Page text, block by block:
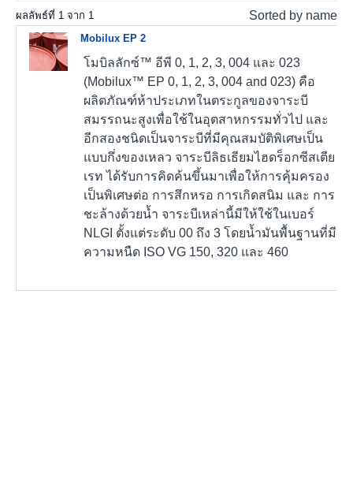
ผลลัพธ์ที่ 1 จาก 1 Sorted by name
Mobilux EP 2
โมบิลลักซ์™ อีพี 0, 1, 2, 3, 004 และ 023
(Mobilux™ EP 0, 1, 2, 3, 004 and 023) คือ
ผลิตภัณฑ์ห้าประเภทในตระกูลของจาระบี
สมรรถนะสูงเพื่อใช้ในอุตสาหกรรมทั่วไป และ
อีกสองชนิดเป็นจาระบีที่มีคุณสมบัติพิเศษเป็น
แบบกึ่งของเหลว จาระบีลิธเธียมไฮดร็อกซีสเตีย
เรท ได้รับการคิดค้นขึ้นมาเพื่อให้การคุ้มครอง
เป็นพิเศษต่อ การสึกหรอ การเกิดสนิม และ การ
ชะล้างด้วยน้ำ จาระบีเหล่านี้มีให้ใช้ในเบอร์
NLGI ตั้งแต่ระดับ 00 ถึง 3 โดยน้ำมันพื้นฐานที่มี
ความหนืด ISO VG 150, 320 และ 460